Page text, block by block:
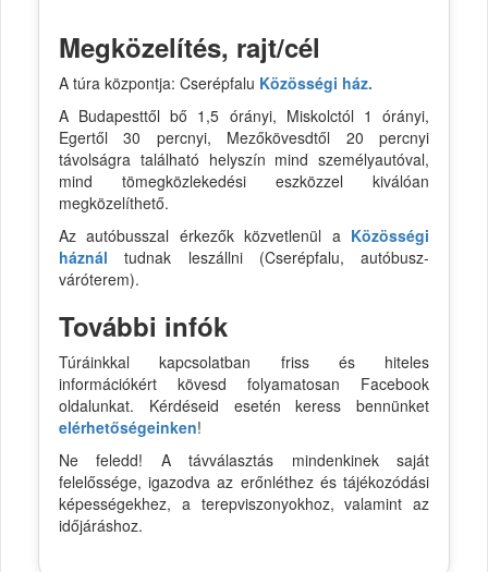
Megközelítés, rajt/cél
A túra központja: Cserépfalu Közösségi ház.
A Budapesttől bő 1,5 órányi, Miskolctól 1 órányi,
Egertől 30 percnyi, Mezőkövesdtől 20 percnyi
távolságra található helyszín mind személyautóval,
mind tömegközlekedési eszközzel kiválóan
megközelíthető.
Az autóbusszal érkezők közvetlenül a Közösségi
háznál tudnak leszállni (Cserépfalu, autóbusz-
váróterem).
További infók
Túráinkkal kapcsolatban friss és hiteles
információkért kövesd folyamatosan Facebook
oldalunkat. Kérdéseid esetén keress bennünket
elérhetőségeinken!
Ne feledd! A távválasztás mindenkinek saját
felelőssége, igazodva az erőnléthez és tájékozódási
képességekhez, a terepviszonyokhoz, valamint az
időjáráshoz.